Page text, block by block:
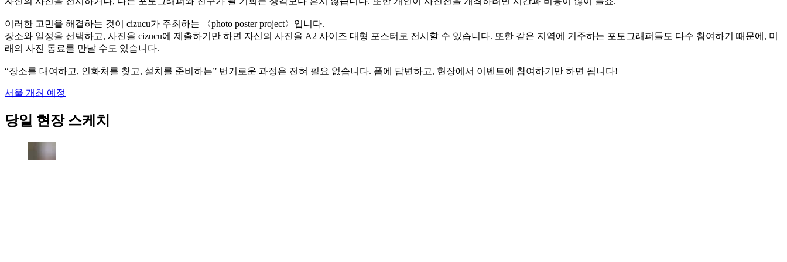
이러한 고민을 해결하는 것이 cizucu가 주최하는 〈photo poster project〉입니다.
장소와 일정을 선택하고, 사진을 cizucu에 제출하기만 하면 자신의 사진을 A2 사이즈 대형 포스터로 전시할 수 있습니다. 또한 같은 지역에 거주하는 포토그래퍼들도 다수 참여하기 때문에, 미
래의 사진 동료를 만날 수도 있습니다.
“장소를 대여하고, 인화처를 찾고, 설치를 준비하는” 번거로운 과정은 전혀 필요 없습니다. 폼에 답변하고, 현장에서 이벤트에 참여하기만 하면 됩니다!
서울 개최 예정
당일 현장 스케치